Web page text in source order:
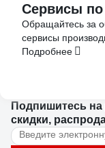
Сервисы по
Обращайтесь за
сервисы
Подробнее
Подпишитесь на
скидки,